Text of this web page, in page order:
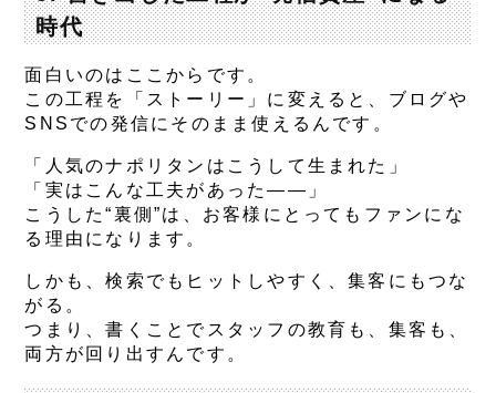
時代
面白いのはここからです。
この工程を「ストーリー」に変えると、 ブログや
SNSでの発信にそのまま使える んです。
「人気のナポリタンはこうして生まれた」
「実はこんな工夫があった——」
こうした“裏側”は、お客様にとってもファンにな
る理由になります。
しかも、検索でもヒットしやすく、集客にもつな
がる。
つまり、書くことでスタッフの教育も、集客も、
両方が回り出す んです。